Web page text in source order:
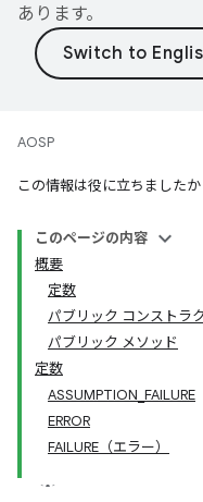
あります。
AOSP
この情報は役に立ちましたか
このページの内容
概要
定数
パブリック コンストラ
パブリック メソッド
定数
ASSUMPTION_FAILURE
ERROR
FAILURE（エラー）